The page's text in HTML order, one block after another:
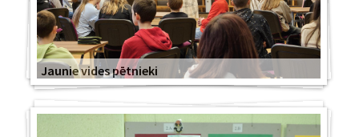
Jaunie vides pētnieki